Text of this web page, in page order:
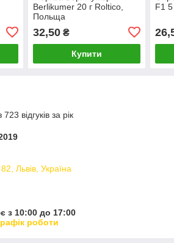
Berlikumer 20 г Roltico,
Польща
32,50₴
Купити
F1
відгуків за рік
Львів, Україна
з 10:00 до 17:00
роботи